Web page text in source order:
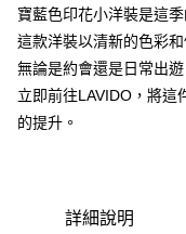
成交易。
3.實際核准額度、可分期數
4.訂單成立30分鐘內，如
消。如遇「轉專審核」未通
法說明評估內容。
1.分期款項不併入電信帳單
【注意事項】
全家取貨付款
每筆NT$60，滿
付款後全家取貨
每筆NT$60，滿
寶藍色印花小洋裝是這
這款洋裝以清新的色彩
無論是約會還是日常出
立即前往LAVIDO，將這
的提升。
詳細說明